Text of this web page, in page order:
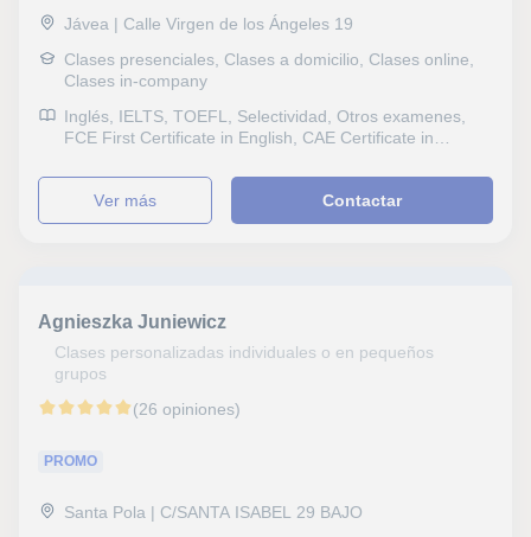
Jávea | Calle Virgen de los Ángeles 19
Clases presenciales, Clases a domicilio, Clases online,
Clases in-company
Inglés, IELTS, TOEFL, Selectividad, Otros examenes,
FCE First Certificate in English, CAE Certificate in
Graduado en ESO (para adultos), Graduado escolar,
DELF, B1 PET, Goethe, Repaso General, ESO,
Bachillerato, Todos los cursos, Primaria, Universidad,
ver más Contactar
Agnieszka Juniewicz
Clases personalizadas individuales o en pequeños
grupos
(26 opiniones)
PROMO
Santa Pola | C/SANTA ISABEL 29 BAJO